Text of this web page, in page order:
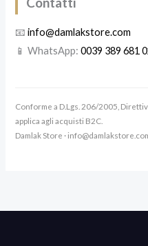
📧info@damlakstore.com
📱 WhatsApp:0039 389 681
Conforme a D.Lgs. 206/2005,
applica agli acquisti B2C.
Damlak Store ·